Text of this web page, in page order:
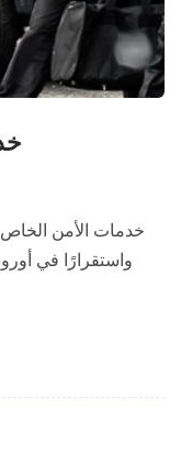
خدمات الأمن الخاص
واستقرارًا في